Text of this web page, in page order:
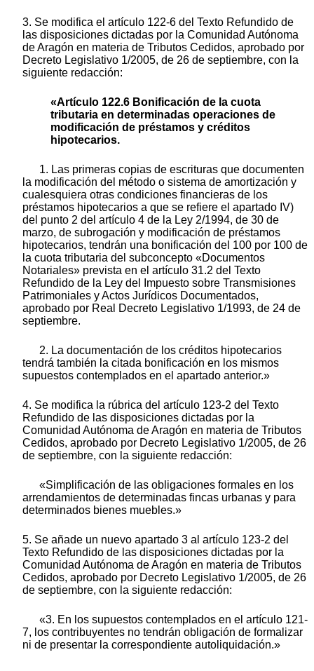
3. Se modifica el artículo 122-6 del Texto Refundido de
las disposiciones dictadas por la Comunidad Autónoma
de Aragón en materia de Tributos Cedidos, aprobado por
Decreto Legislativo 1/2005, de 26 de septiembre, con la
siguiente redacción:
«Artículo 122.6 Bonificación de la cuota
tributaria en determinadas operaciones de
modificación de préstamos y créditos
hipotecarios.
1. Las primeras copias de escrituras que documenten
la modificación del método o sistema de amortización y
cualesquiera otras condiciones financieras de los
préstamos hipotecarios a que se refiere el apartado IV)
del punto 2 del artículo 4 de la Ley 2/1994, de 30 de
marzo, de subrogación y modificación de préstamos
hipotecarios, tendrán una bonificación del 100 por 100 de
la cuota tributaria del subconcepto «Documentos
Notariales» prevista en el artículo 31.2 del Texto
Refundido de la Ley del Impuesto sobre Transmisiones
Patrimoniales y Actos Jurídicos Documentados,
aprobado por Real Decreto Legislativo 1/1993, de 24 de
septiembre.
2. La documentación de los créditos hipotecarios
tendrá también la citada bonificación en los mismos
supuestos contemplados en el apartado anterior.»
4. Se modifica la rúbrica del artículo 123-2 del Texto
Refundido de las disposiciones dictadas por la
Comunidad Autónoma de Aragón en materia de Tributos
Cedidos, aprobado por Decreto Legislativo 1/2005, de 26
de septiembre, con la siguiente redacción:
«Simplificación de las obligaciones formales en los
arrendamientos de determinadas fincas urbanas y para
determinados bienes muebles.»
5. Se añade un nuevo apartado 3 al artículo 123-2 del
Texto Refundido de las disposiciones dictadas por la
Comunidad Autónoma de Aragón en materia de Tributos
Cedidos, aprobado por Decreto Legislativo 1/2005, de 26
de septiembre, con la siguiente redacción:
«3. En los supuestos contemplados en el artículo 121-
7, los contribuyentes no tendrán obligación de formalizar
ni de presentar la correspondiente autoliquidación.»